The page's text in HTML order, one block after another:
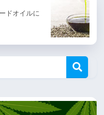
ドオイルに